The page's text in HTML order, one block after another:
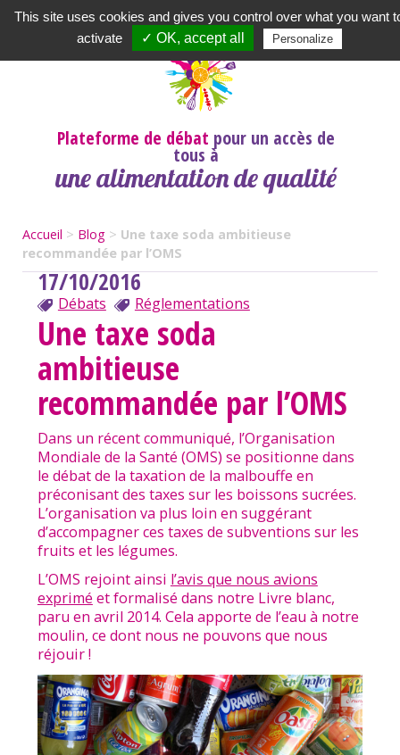
Plateforme de débat pour un accès de
tous à
une alimentation de qualité
Accueil > Blog > Une taxe soda ambitieuse
recommandée par l’OMS
17/10/2016
Débats Réglementations
Une taxe soda
ambitieuse
recommandée par l’OMS
Dans un récent communiqué, l’Organisation
Mondiale de la Santé (OMS) se positionne dans
le débat de la taxation de la malbouffe en
préconisant des taxes sur les boissons sucrées.
L’organisation va plus loin en suggérant
d’accompagner ces taxes de subventions sur les
fruits et les légumes.
L’OMS rejoint ainsi l’avis que nous avions
exprimé et formalisé dans notre Livre blanc,
paru en avril 2014. Cela apporte de l’eau à notre
moulin, ce dont nous ne pouvons que nous
réjouir !
Newsletter|A propos|Contact| | |
This site uses cookies and gives you control over what you want
activate
✓ OK, accept all Personalize